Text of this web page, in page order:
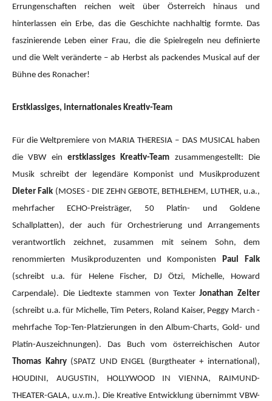
Errungenschaften reichen weit über Österreich hinaus und
hinterlassen ein Erbe, das die Geschichte nachhaltig formte. Das
faszinierende Leben einer Frau, die die Spielregeln neu definierte
und die Welt veränderte – ab Herbst als packendes Musical auf der
Bühne des Ronacher!
Erstklassiges, internationales Kreativ-Team
Für die Weltpremiere von MARIA THERESIA – DAS MUSICAL haben
die VBW ein erstklassiges Kreativ-Team zusammengestellt: Die
Musik schreibt der legendäre Komponist und Musikproduzent
Dieter Falk (MOSES - DIE ZEHN GEBOTE, BETHLEHEM, LUTHER, u.a.,
mehrfacher ECHO-Preisträger, 50 Platin- und Goldene
Schallplatten), der auch für Orchestrierung und Arrangements
verantwortlich zeichnet, zusammen mit seinem Sohn, dem
renommierten Musikproduzenten und KomponistenPaul Falk
(schreibt u.a. für Helene Fischer, DJ Ötzi, Michelle, Howard
Carpendale). Die Liedtexte stammen von TexterJonathan Zelter
(schreibt u.a. für Michelle, Tim Peters, Roland Kaiser, Peggy March -
mehrfache Top-Ten-Platzierungen in den Album-Charts, Gold- und
Platin-Auszeichnungen). Das Buch vom österreichischen Autor
Thomas Kahry(SPATZ UND ENGEL (Burgtheater + international),
HOUDINI, AUGUSTIN, HOLLYWOOD IN VIENNA, RAIMUND-
THEATER-GALA, u.v.m.). Die Kreative Entwicklung übernimmt VBW-